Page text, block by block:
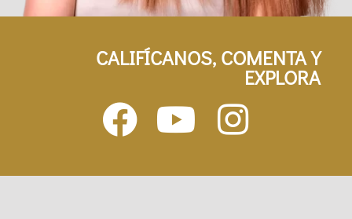
CALIFÍCANOS, COMENTA Y
EXPLORA